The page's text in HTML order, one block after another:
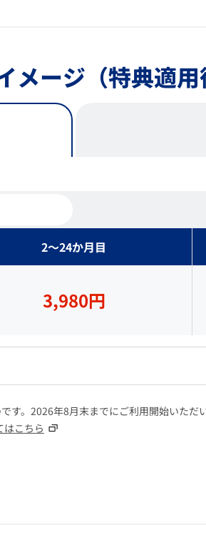
メージ （特典適用
詳細項目を表示できます。
2～24か月目
3,980円
す。2026年8月末までにご利用開始いただ
はこちら